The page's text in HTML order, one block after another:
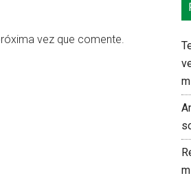
vez que comente.